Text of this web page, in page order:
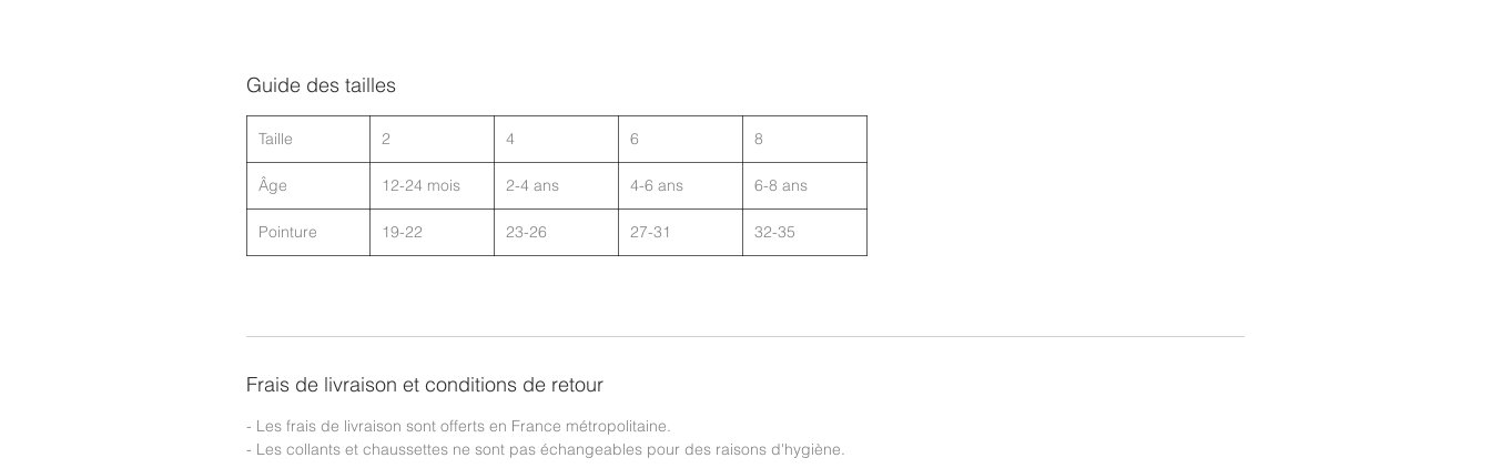
Guide des tailles
Taille 2 4 6 8
Âge 12-24 mois 2-4 ans 4-6 ans 6-8 ans
Pointure 19-22 23-26 27-31 32-35
Frais de livraison et conditions de retour
- Les frais de livraison sont offerts en France métropolitaine.
- Les collants et chaussettes ne sont pas échangeables pour des raisons d'hygiène.